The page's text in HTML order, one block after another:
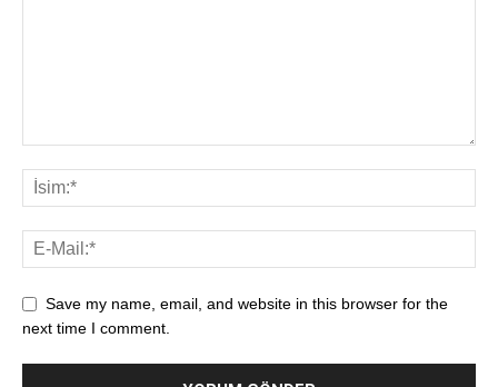
Save my name, email, and website in this browser for the
next time I comment.